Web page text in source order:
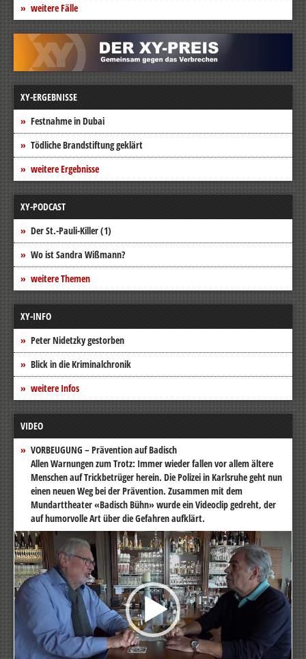
weitere Fälle
XY-ERGEBNISSE
Festnahme in Dubai
Tödliche Brandstiftung geklärt
weitere Ergebnisse
XY-PODCAST
Der St.-Pauli-Killer (1)
Wo ist Sandra Wißmann?
weitere Themen
XY-INFO
Peter Nidetzky gestorben
Blick in die Kriminalchronik
weitere Infos
VIDEO
VORBEUGUNG – Prävention auf Badisch
Allen Warnungen zum Trotz: Immer wieder fallen vor allem ältere
Menschen auf Trickbetrüger herein. Die Polizei in Karlsruhe geht nun
einen neuen Weg bei der Prävention. Zusammen mit dem
Mundarttheater «Badisch Bühn» wurde ein Videoclip gedreht, der
auf humorvolle Art über die Gefahren aufklärt.
Video-
Player